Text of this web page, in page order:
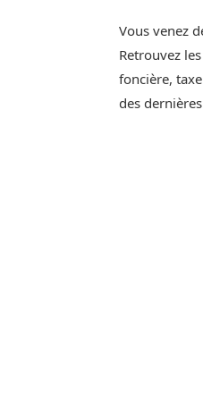
Vous venez
Retrouvez
foncière,
des